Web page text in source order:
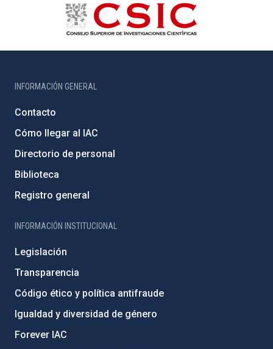
INFORMACIÓN GENERAL
Contacto
Cómo llegar al IAC
Directorio de personal
Biblioteca
Registro general
INFORMACIÓN INSTITUCIONAL
Legislación
Transparencia
Código ético y política antifraude
Igualdad y diversidad de género
Forever IAC